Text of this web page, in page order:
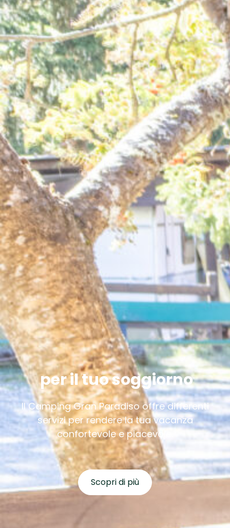
per il tuo soggiorno
IlCamping Gran Paradiso offre differenti
servizi per rendere la tua vacanza
confortevole e piacevole.
Scopri di più